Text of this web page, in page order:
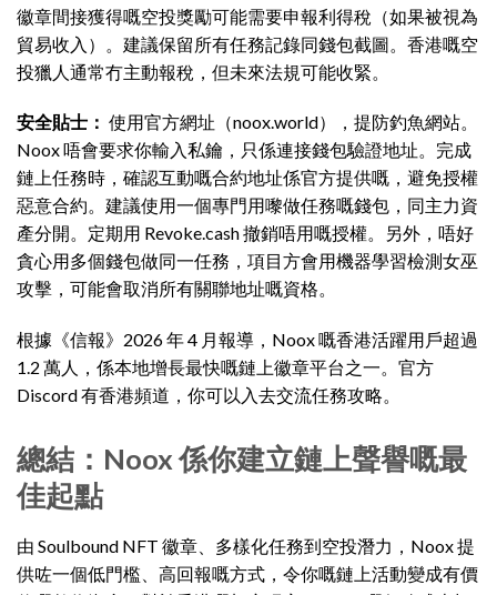
徽章間接獲得嘅空投獎勵可能需要申報利得稅（如果被視為
貿易收入）。建議保留所有任務記錄同錢包截圖。香港嘅空
投獵人通常冇主動報稅，但未來法規可能收緊。
安全貼士： 使用官方網址（noox.world），提防釣魚網站。
Noox 唔會要求你輸入私鑰，只係連接錢包驗證地址。完成
鏈上任務時，確認互動嘅合約地址係官方提供嘅，避免授權
惡意合約。建議使用一個專門用嚟做任務嘅錢包，同主力資
產分開。定期用 Revoke.cash 撤銷唔用嘅授權。另外，唔好
貪心用多個錢包做同一任務，項目方會用機器學習檢測女巫
攻擊，可能會取消所有關聯地址嘅資格。
根據《信報》2026 年 4 月報導，Noox 嘅香港活躍用戶超過
1.2 萬人，係本地增長最快嘅鏈上徽章平台之一。官方
Discord 有香港頻道，你可以入去交流任務攻略。
總結：Noox 係你建立鏈上聲譽嘅最
佳起點
由 Soulbound NFT 徽章、多樣化任務到空投潛力，Noox 提
供咗一個低門檻、高回報嘅方式，令你嘅鏈上活動變成有價